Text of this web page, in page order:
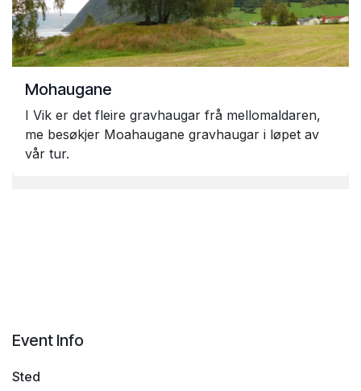
Mohaugane
I Vik er det fleire gravhaugar frå mellomaldaren,
me besøkjer Moahaugane gravhaugar i løpet av
vår tur.
Event Info
Sted